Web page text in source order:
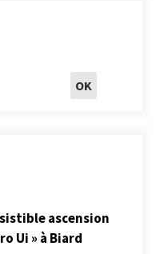
ascension
Ui » à Biard